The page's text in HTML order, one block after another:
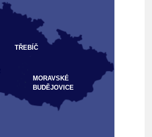
MORAVSKÉ
BUDĚJOVICE
TŘEBÍČ